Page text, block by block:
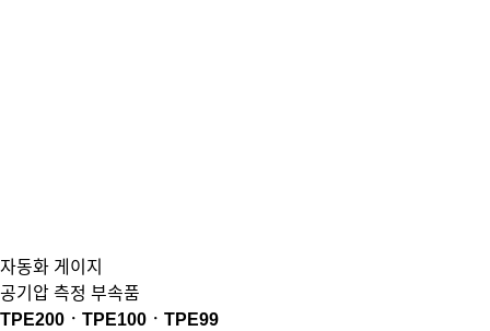
자동화 게이지
공기압 측정 부속품
TPE200ㆍTPE100ㆍTPE99